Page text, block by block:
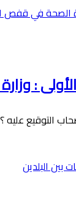
:
التوقيع عليه